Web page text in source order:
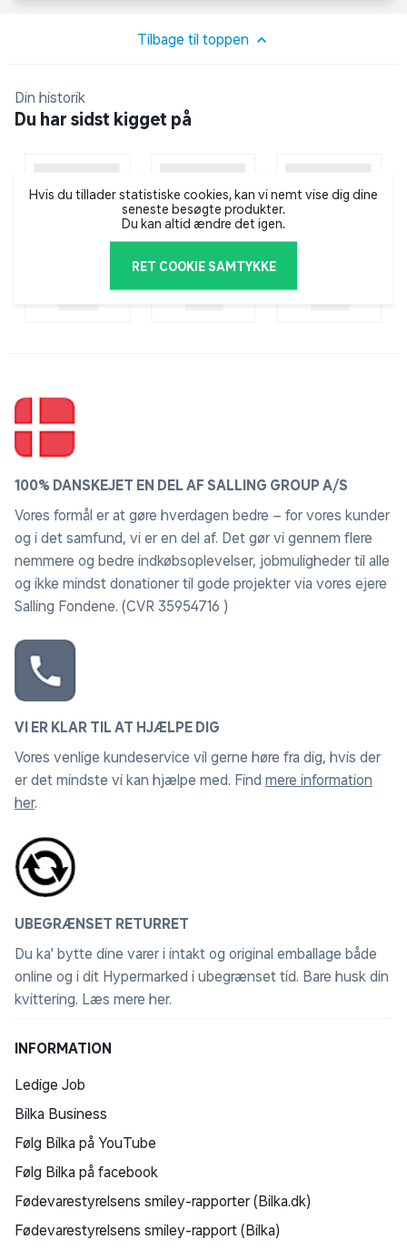
Ladetid: Op til 3 timer
Brugstid: Op til 8 timer
Frekvens: 1MHz - 6,5G
Tilbage til toppen
Din historik
Du har sidst kigget på
Hvis du tillader statistiske cookies, kan vi nemt vise dig dine
seneste besøgte produkter.
Du kan altid ændre det igen.
RET COOKIE SAMTYKKE
100% DANSKEJET EN DEL AF SALLING GROUP A/S
Vores formål er at gøre hverdagen bedre – for vores kunder
og i det samfund, vi er en del af. Det gør vi gennem flere
nemmere og bedre indkøbsoplevelser, jobmuligheder til alle
og ikke mindst donationer til gode projekter via vores ejere
Salling Fondene. (CVR 35954716 )
VI ER KLAR TIL AT HJÆLPE DIG
Vores venlige kundeservice vil gerne høre fra dig, hvis der
er det mindste vi kan hjælpe med. Find mere information
her.
UBEGRÆNSET RETURRET
Du ka' bytte dine varer i intakt og original emballage både
online og i dit Hypermarked i ubegrænset tid. Bare husk din
kvittering. Læs mere her.
INFORMATION
Ledige Job
Bilka Business
Følg Bilka på YouTube
Følg Bilka på facebook
Fødevarestyrelsens smiley-rapporter (Bilka.dk)
Fødevarestyrelsens smiley-rapport (Bilka)